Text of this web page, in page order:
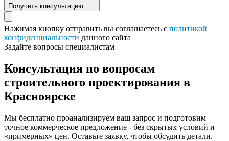
Получить консультацию
Нажимая кнопку отправить вы соглашаетесь с политикой
конфиденциальности данного сайта
Задайте вопросы специалистам
Консультация по вопросам
строительного проектирования в
Красноярске
Мы бесплатно проанализируем ваш запрос и подготовим
точное коммерческое предложение - без скрытых условий и
«примерных» цен. Оставьте заявку, чтобы обсудить детали.